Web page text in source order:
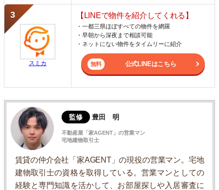
スミカ
【LINEで物件を紹介してくれる】
・一都三県ほぼすべての物件を網羅
・早朝から深夜まで相談可能
・ネットにない物件をタイムリーに紹介
公式LINEはこちら
監修 豊田 明
不動産屋「家AGENT」の営業マン
宅地建物取引士
賃貸の仲介会社「家AGENT」の現役の営業マン。宅地
建物取引士の資格を取得している。営業マンとしての
経験と専門知識を活かして、お部屋探しや入居審査に